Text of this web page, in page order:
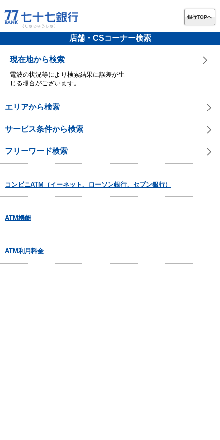
銀行TOPへ
店舗・CSコーナー検索
現在地から検索
電波の状況等により検索結果に誤差が生
じる場合がございます。
エリアから検索
サービス条件から検索
フリーワード検索
コンビニATM（イーネット、ローソン銀行、セブン銀行）
ATM機能
ATM利用料金